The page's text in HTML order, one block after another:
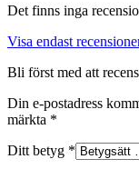
Det finns inga
Visa endast
Bli först med att
Din e-postadress
märkta *
Ditt betyg *